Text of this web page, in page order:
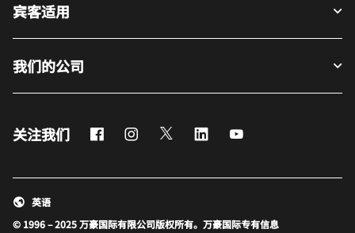
宾客适用
我们的公司
关注我们 FacebookInstagram
Twitter LinkedIn
© 1996 – 2025 万豪国际有限公司版权所有。万豪国际专有信息
英语